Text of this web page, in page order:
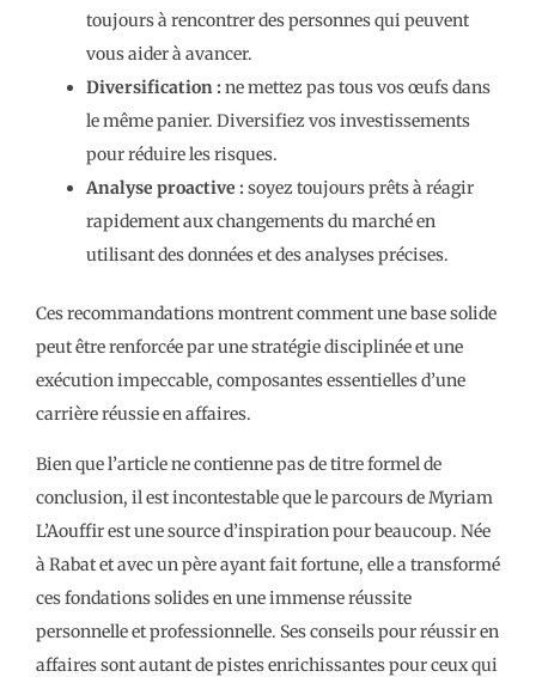
toujours à rencontrer des personnes qui peuvent
vous aider à avancer.
Diversification : ne mettez pas tous vos œufs dans
le même panier. Diversifiez vos investissements
pour réduire les risques.
Analyse proactive : soyez toujours prêts à réagir
rapidement aux changements du marché en
utilisant des données et des analyses précises.
Ces recommandations montrent comment une base solide
peut être renforcée par une stratégie disciplinée et une
exécution impeccable, composantes essentielles d’une
carrière réussie en affaires.
Bien que l’article ne contienne pas de titre formel de
conclusion, il est incontestable que le parcours de Myriam
L’Aouffir est une source d’inspiration pour beaucoup. Née
à Rabat et avec un père ayant fait fortune, elle a transformé
ces fondations solides en une immense réussite
personnelle et professionnelle. Ses conseils pour réussir en
affaires sont autant de pistes enrichissantes pour ceux qui